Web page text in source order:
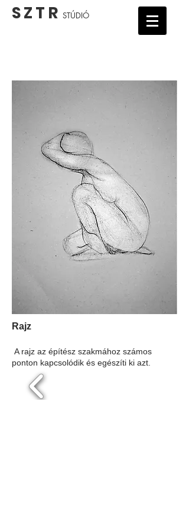
S Z T R STÚDIÓ
Rajz
A rajz az építész szakmához számos
ponton kapcsolódik és egészíti ki azt.